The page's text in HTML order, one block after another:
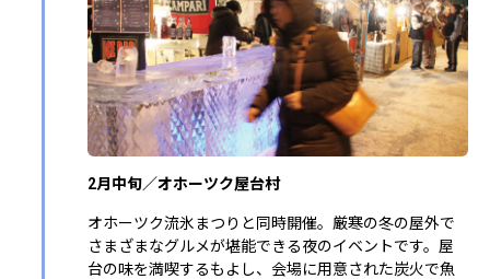
2月中旬／オホーツク屋台村
オホーツク流氷まつりと同時開催。厳寒の冬の屋外で
さまざまなグルメが堪能できる夜のイベントです。屋
台の味を満喫するもよし、会場に用意された炭火で魚